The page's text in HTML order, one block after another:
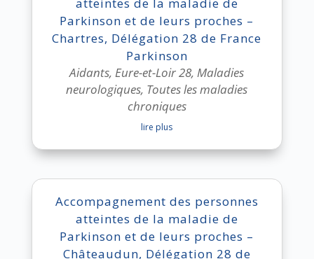
Parkinson et de leurs proches –
Chartres, Délégation 28 de France
Parkinson
Aidants,Eure-et-Loir 28,Maladies
neurologiques, Toutes les maladies
chroniques
lire plus
Accompagnement des personnes
atteintes de la maladie de
Parkinson et de leurs proches –
Châteaudun, Délégation 28 de